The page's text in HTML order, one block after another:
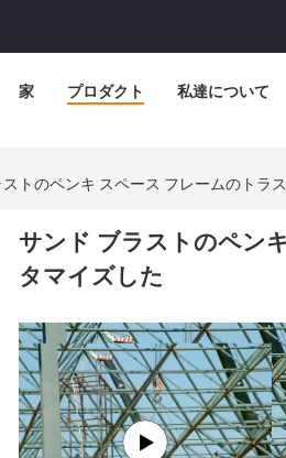
家 プロダクト 私達について
トのペンキ スペース フレームのトラ
サンド ブラストのペン
タマイズした